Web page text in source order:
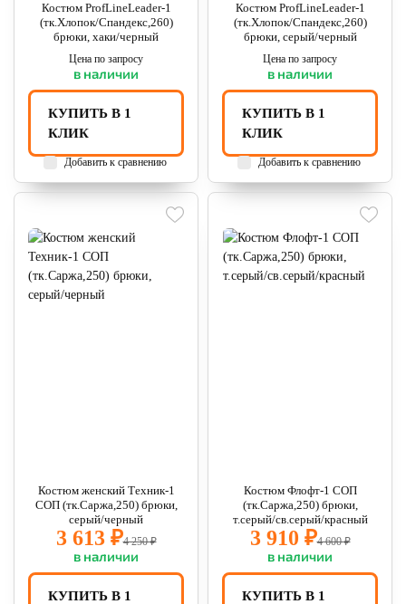
Костюм ProfLineLeader-1
(тк.Хлопок/Спандекс,260)
брюки, хаки/черный
Цена по запросу
в наличии
КУПИТЬ В 1
КЛИК
Добавить к сравнению
Костюм ProfLineLeader-1
(тк.Хлопок/Спандекс,260)
брюки, серый/черный
Цена по запросу
в наличии
КУПИТЬ В 1
КЛИК
Добавить к сравнению
Костюм женский Техник-1
СОП (тк.Саржа,250) брюки,
серый/черный
3 613 ₽4 250 ₽
в наличии
КУПИТЬ В 1
Костюм Флофт-1 СОП
(тк.Саржа,250) брюки,
т.серый/св.серый/красный
3 910 ₽4 600 ₽
в наличии
КУПИТЬ В 1